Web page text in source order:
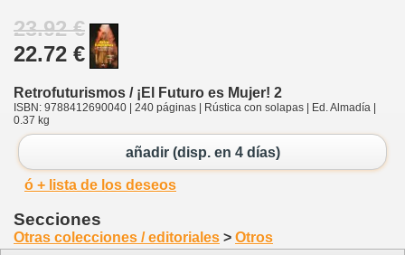
23.92 €
22.72 €
Retrofuturismos / ¡El Futuro es Mujer! 2
ISBN: 9788412690040 | 240 páginas | Rústica con solapas | Ed. Almadía |
0.37 kg
añadir (disp. en 4 días)
ó + lista de los deseos
Secciones
Otras colecciones / editoriales > Otros